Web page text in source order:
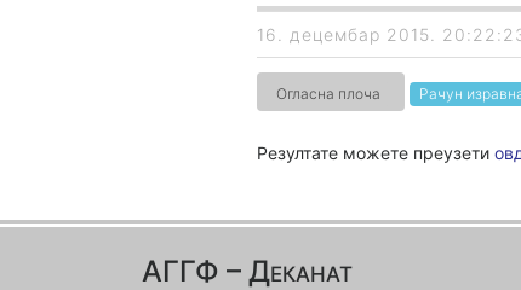
16. децембар 2015.
Огласна плоча Рачун
Резултате можете преузети
АГГФ – Деканат